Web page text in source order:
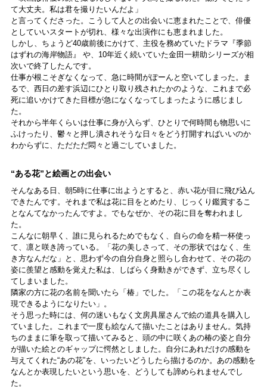
て大丈夫。私は君を撮りたいんだよ」
と言ってくださった。こうして人との出会いに恵まれたことで、俳優
としていいスタートが切れ、様々な出演作にも恵まれました。
しかし、ちょうど40歳前後にかけて、主役を務めていたドラマ『季節
はずれの海岸物語』 や、10年近く続いていた金田一耕助シリーズが相
次いで終了したんです。
仕事が根こそぎなくなって、急に時間がぽーんと空いてしまった。ま
るで、西日の差す浜辺にひとり取り残されたかのような、これまで必
死に追いかけてきた目標が急になくなってしまったように感じまし
た。
それから半年くらいは仕事に身が入らず、ひとりで何時間も物思いに
ふけったり、鬱々と押し潰されそうな日々をどう打開すればいいのか
わからずに、ただただ悶々と過ごしていました。
“ある花”と絵画との出会い
そんなある日、朝5時に仕事に出ようとすると、赤い花が目に飛び込ん
できたんです。それまで私は花に目をとめたり、じっくり鑑賞するこ
となんてなかったんですよ。でもなぜか、その花に目を奪われまし
た。
こんなに朝早く、誰に見られるためでもなく、自らの命を精一杯使っ
て、凛と咲き誇っている。「花の美しさって、その形状ではなく、生
き方なんだな」と、思わず今の自分自身と照らし合わせて、その花の
姿に羨望と感動を覚えた私は、しばらく身動きができず、立ち尽くし
てしまいました。
隣家の方に花の名前を聞いたら「椿」でした。「この花をなんとか表
現できるようになりたい」。
そう思った時には、何の迷いもなく文房具屋さんで絵の道具を購入し
ていました。これまで一度も絵なんて描いたことはありません。気持
ちのままに筆を取って描いてみると、頭の中に咲くあの椿の姿と自分
が描いた絵とのギャップに愕然としました。自分にあれだけの感動を
与えてくれた“あの花”を、いったいどうしたら描けるのか。あの感動を
なんとか表現したいという思いを、どうしても諦められませんでし
た。